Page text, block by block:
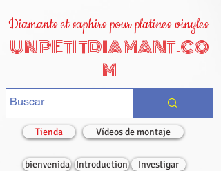
Diamants et saphirs pour platines vinyles
UNPETITDIAMANT.CO
M
Tienda Vídeos de montaje
bienvenida Introduction Investigar